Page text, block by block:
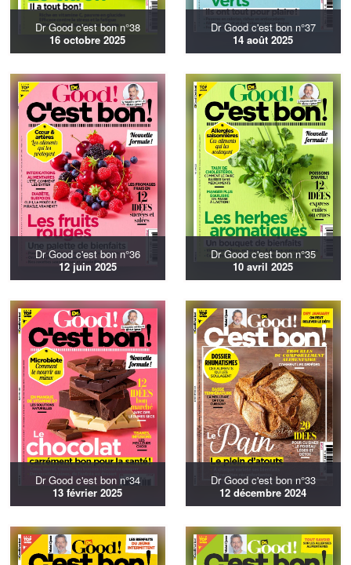
Dr Good c'est bon n°38
16 octobre 2025
Dr Good c'est bon n°37
14 août 2025
Dr Good c'est bon n°36
12 juin 2025
Dr Good c'est bon n°35
10 avril 2025
Dr Good c'est bon n°34
13 février 2025
Dr Good c'est bon n°33
12 décembre 2024